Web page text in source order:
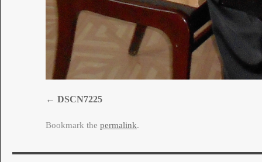
DSCN7225
Bookmark the permalink.